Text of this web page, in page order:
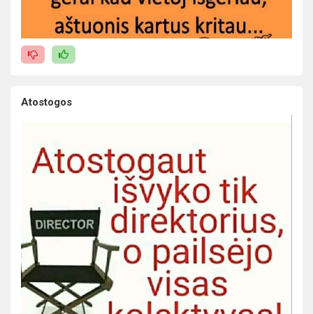
Atostogos